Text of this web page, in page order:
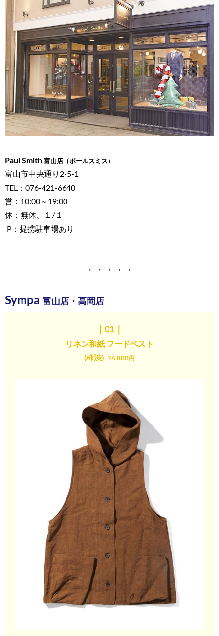
Paul Smith 富山店（ポールスミス ）
富山市中央通り2-5-1
TEL：076-421-6640
営：10:00～19:00
休：無休、１/１
P：提携駐車場あり
・ ・ ・ ・ ・
Sympa 富山店・高岡店
｜01｜
リネン和紙 フードベスト
(柿渋)
26,800円